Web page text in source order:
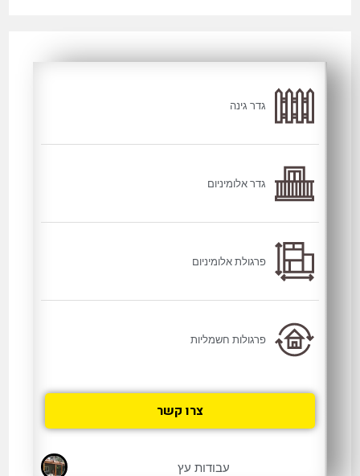
גדר גינה
גדר אלומיניום
פרגולת אלומיניום
פרגולות חשמליות
צרו קשר
עבודות עץ